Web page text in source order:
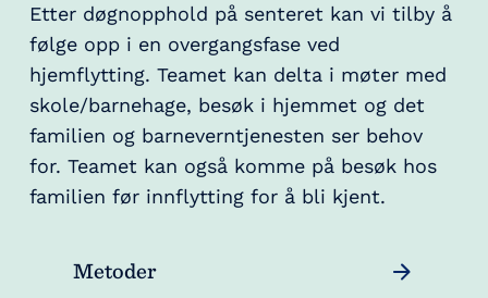
Etter døgnopphold på senteret kan vi tilby å
følge opp i en overgangsfase ved
hjemflytting. Teamet kan delta i møter med
skole/barnehage, besøk i hjemmet og det
familien og barneverntjenesten ser behov
for. Teamet kan også komme på besøk hos
familien før innflytting for å bli kjent.
Metoder